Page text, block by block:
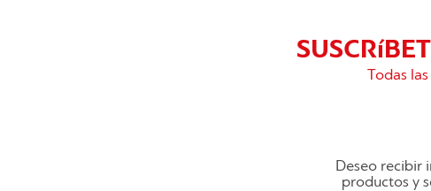
Todas
Deseo recibir
productos y